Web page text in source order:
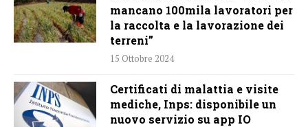
mancano 100mila lavoratori per
la raccolta e la lavorazione dei
terreni”
15 Ottobre 2024
Certificati di malattia e visite
mediche, Inps: disponibile un
nuovo servizio su app IO